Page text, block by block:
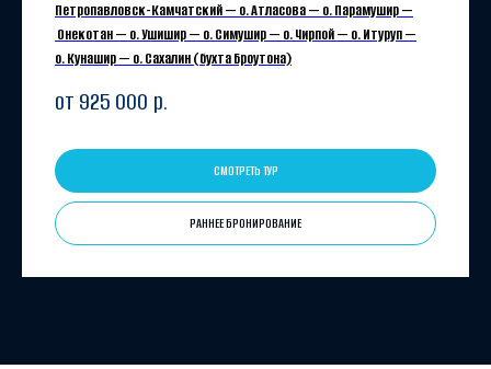
Петропавловск-Камчатский — о. Атласова — о. Парамушир —
Онекотан — о. Ушишир — о. Симушир — о. Чирпой — о. Итуруп —
о. Кунашир — о. Сахалин (бухта Броутона)
от 925 000 р.
СМОТРЕТЬ ТУР
РАННЕЕ БРОНИРОВАНИЕ